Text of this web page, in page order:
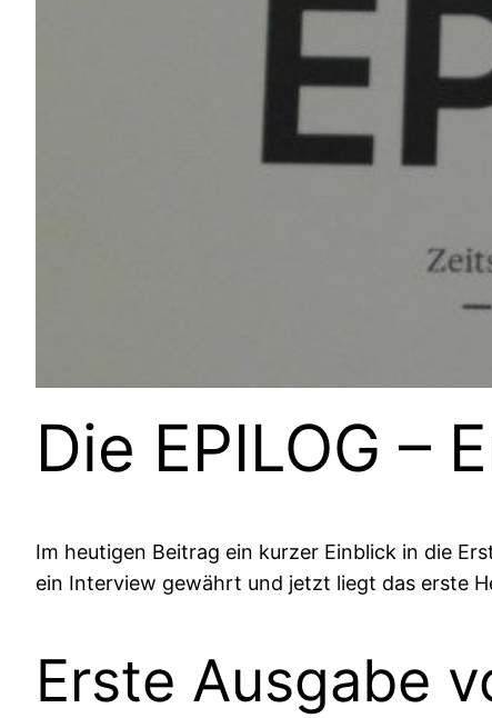
Die EPILOG –
Im heutigen Beitrag ein kurzer Einblick in die
ein Interview gewährt und jetzt liegt das erste
Erste Ausgabe